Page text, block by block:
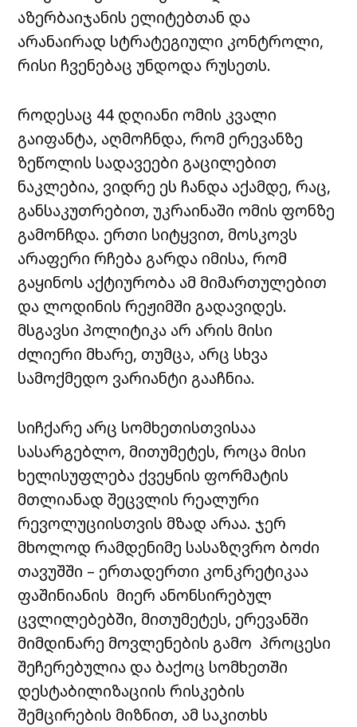
აზერბაიჯანის ელიტებთან და
არანაირად სტრატეგიული კონტროლი,
რისი ჩვენებაც უნდოდა რუსეთს.
როდესაც 44 დღიანი ომის კვალი
გაიფანტა, აღმოჩნდა, რომ ერევანზე
ზეწოლის სადავეები გაცილებით
ნაკლებია, ვიდრე ეს ჩანდა აქამდე, რაც,
განსაკუთრებით, უკრაინაში ომის ფონზე
გამონჩდა. ერთი სიტყვით, მოსკოვს
არაფერი რჩება გარდა იმისა, რომ
გაყინოს აქტიურობა ამ მიმართულებით
და ლოდინის რეჟიმში გადავიდეს.
მსგავსი პოლიტიკა არ არის მისი
ძლიერი მხარე, თუმცა, არც სხვა
სამოქმედო ვარიანტი გააჩნია.
სიჩქარე არც სომხეთისთვისაა
სასარგებლო, მითუმეტეს, როცა მისი
ხელისუფლება ქვეყნის ფორმატის
მთლიანად შეცვლის რეალური
რევოლუციისთვის მზად არაა. ჯერ
მხოლოდ რამდენიმე სასაზღვრო ბოძი
თავუშში – ერთადერთი კონკრეტიკაა
ფაშინიანის მიერ ანონსირებულ
ცვლილებებში, მითუმეტეს, ერევანში
მიმდინარე მოვლენების გამო პროცესი
შეჩერებულია და ბაქოც სომხეთში
დესტაბილიზაციის რისკების
შემცირების მიზნით, ამ საკითხს